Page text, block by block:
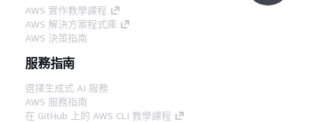
AWS 實作教學課程
AWS 解決方案程式庫
AWS 決策指南
服務指南
選擇生成式 AI 服務
AWS 服務指南
在 GitHub 上的 AWS CLI 教學課程